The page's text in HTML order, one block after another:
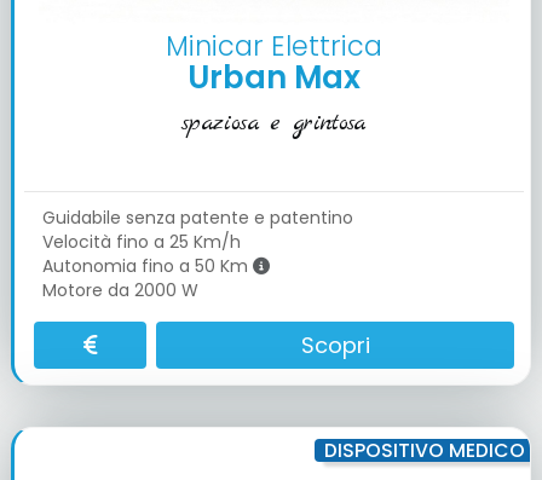
Minicar Elettrica
Urban Max
spaziosa e grintosa
Guidabile senza patente e patentino
Velocità fino a 25 Km/h
Autonomia fino a 50 Km
Motore da 2000 W
Scopri
DISPOSITIVO MEDICO